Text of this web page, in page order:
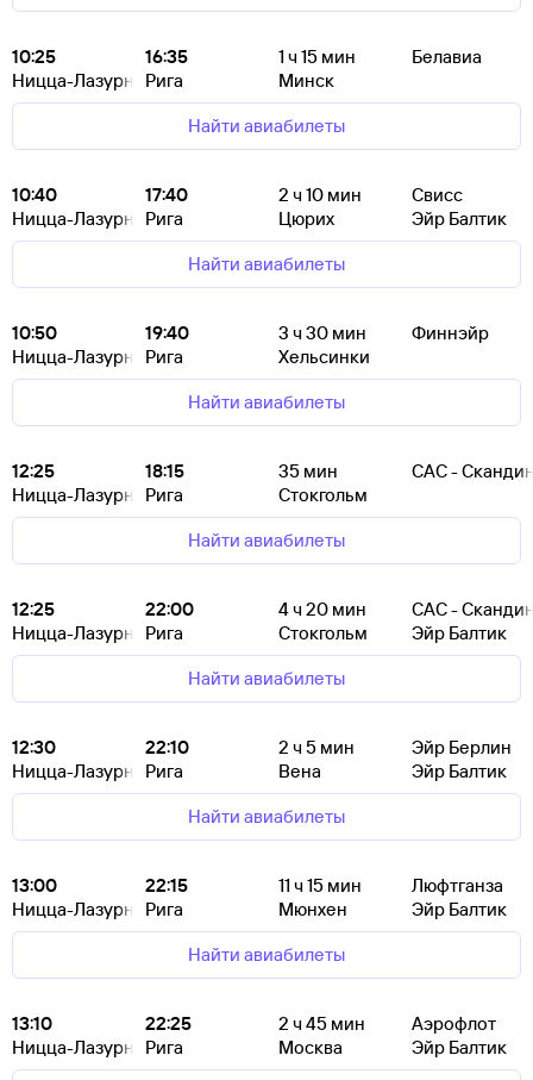
10:25
Ницца-Лазурный Берег
16:35
Рига
1ч 15 мин
Минск
Белавиа
Найти авиабилеты
10:40
Ницца-Лазурный Берег
17:40
Рига
2 ч 10 мин
Цюрих
Свисс
Эйр Балтик
Найти авиабилеты
10:50
Ницца-Лазурный Берег
19:40
Рига
3 ч 30 мин
Хельсинки
Финнэйр
Найти авиабилеты
12:25
Ницца-Лазурный Берег
18:15
Рига
35 мин
Стокгольм
САС -
Найти авиабилеты
12:25
Ницца-Лазурный Берег
22:00
Рига
4ч 20 мин
Стокгольм
САС -
Эйр Балтик
Найти авиабилеты
12:30
Ницца-Лазурный Берег
22:10
Рига
2 ч 5 мин
Вена
Эйр Берлин
Эйр Балтик
Найти авиабилеты
13:00
Ницца-Лазурный Берег
22:15
Рига
11ч 15 мин
Мюнхен
Люфтганза
Эйр Балтик
Найти авиабилеты
13:10
Ницца-Лазурный Берег
22:25
Рига
2 ч 45 мин
Москва
Аэрофлот
Эйр Балтик